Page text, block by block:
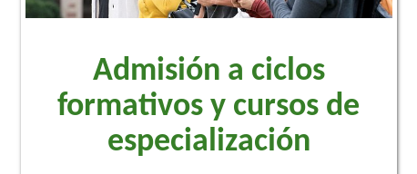
Admisión a ciclos
formativos y cursos de
especialización